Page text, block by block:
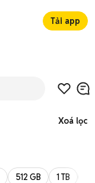
Tải app
Xoá lọc
512 GB 1 TB